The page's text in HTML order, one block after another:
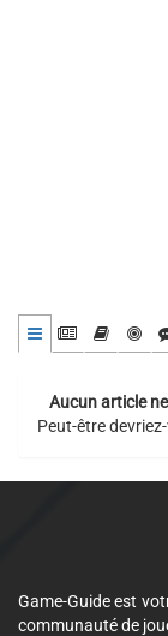
Aucun article
Peut-être
Game-Guide est
communauté de